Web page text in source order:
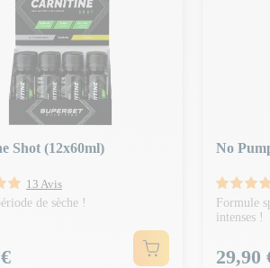
Shot (12x60ml)
13 Avis
de sèche !
No
Formule
intenses !
Prix
29,90